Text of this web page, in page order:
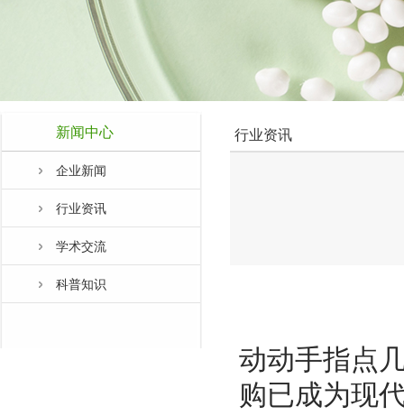
新闻中心
企业新闻
行业资讯
学术交流
科普知识
行业资讯
动动手指点
购已成为现